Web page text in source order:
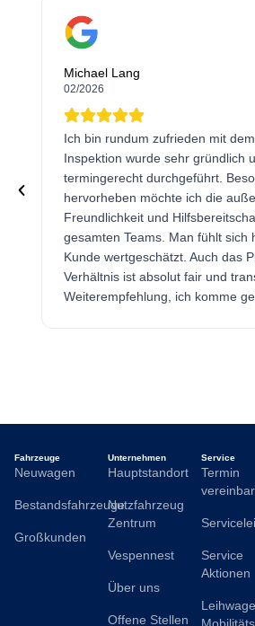
Michael Lang
02/2026
Ich bin rundum zufrieden mit
Inspektion wurde sehr gründlich
termingerecht durchgeführt.
hervorheben möchte ich die
Freundlichkeit und
gesamten Teams. Man fühlt sich
Kunde wertgeschätzt. Auch das
Verhältnis ist absolut fair und
Weiterempfehlung, ich komme
Fahrzeuge
Neuwagen
Bestandsfahrzeuge
Großkunden
Unternehmen
Hauptstandort
Nutzfahrzeug
Zentrum
Vespennest
Über uns
Offene Stellen
Service
Termin
Service
Aktionen